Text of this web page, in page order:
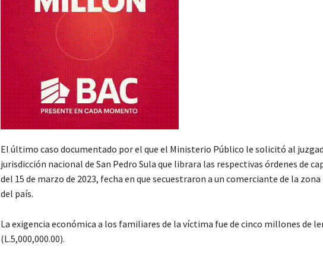
El último caso documentado por el que el Ministerio Público le solicitó al
jurisdicción nacional de San Pedro Sula que librara las respectivas órdenes de
del 15 de marzo de 2023, fecha en que secuestraron a un comerciante de la
del país.
La exigencia económica a los familiares de la víctima fue de cinco millones de
(L.5,000,000.00).